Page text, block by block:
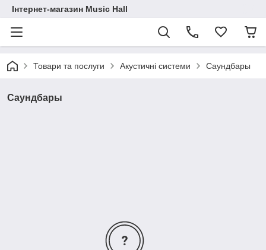
Інтернет-магазин Music Hall
Товари та послуги Акустичні системи Саундбары
Саундбары